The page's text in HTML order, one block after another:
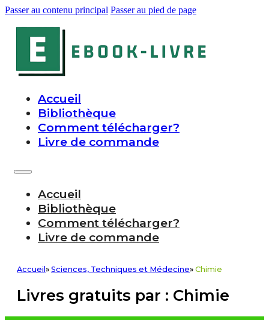
Passer au contenu principal Passer au pied de page
Accueil
Bibliothèque
Comment télécharger?
Livre de commande
Accueil
Bibliothèque
Comment télécharger?
Livre de commande
Accueil » Sciences, Techniques et Médecine» Chimie
Livres gratuits par : Chimie